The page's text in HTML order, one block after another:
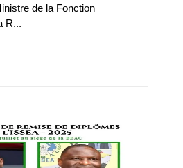
de la Fonction
R...